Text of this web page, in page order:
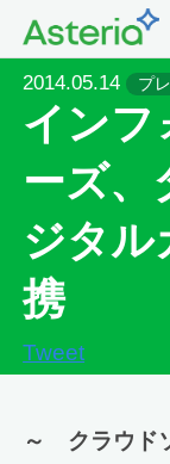
2014.05.14 プ
インフ
ーズ、
ジタル
携
Tweet
～ クラウド